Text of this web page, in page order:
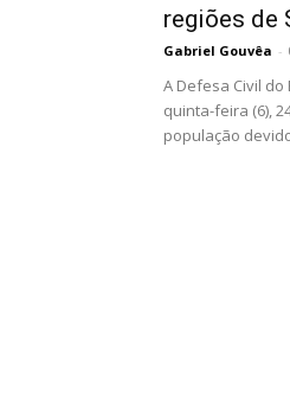
regiões de
Gabriel Gouvêa -
A Defesa Civil
quinta-feira (6),
população